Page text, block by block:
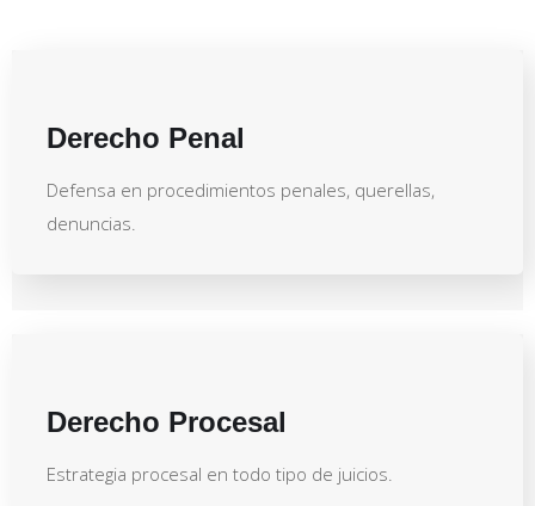
Derecho Penal
Defensa en procedimientos penales, querellas,
denuncias.
Derecho Procesal
Estrategia procesal en todo tipo de juicios.